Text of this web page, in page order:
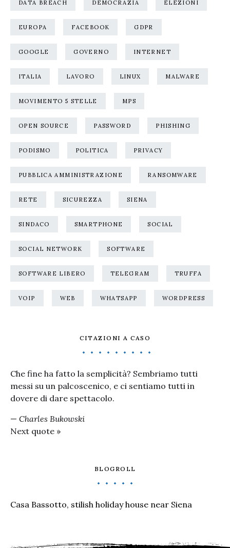
DATA BREACH DEMOCRAZIA ELEZIONI
EUROPA FACEBOOK GDPR
GOOGLE GOVERNO INTERNET
ITALIA LAVORO LINUX MALWARE
MOVIMENTO 5 STELLE MPS
OPEN SOURCE PASSWORD PHISHING
PODISMO POLITICA PRIVACY
PUBBLICA AMMINISTRAZIONE RANSOMWARE
RETE SICUREZZA SIENA
SINDACO SMARTPHONE SOCIAL
SOCIAL NETWORK SOFTWARE
SOFTWARE LIBERO TELEGRAM TRUFFA
VOIP WEB WHATSAPP WORDPRESS
CITAZIONI A CASO
Che fine ha fatto la semplicità? Sembriamo tutti
messi su un palcoscenico, e ci sentiamo tutti in
dovere di dare spettacolo.
— Charles Bukowski
Next quote »
BLOGROLL
Casa Bassotto, stilish holiday house near Siena